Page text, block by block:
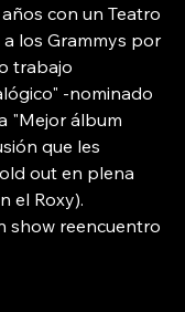
con un Teatro
los Grammys por
trabajo
-nominado
"Mejor álbum
que les
out en plena
el Roxy).
show reencuentro